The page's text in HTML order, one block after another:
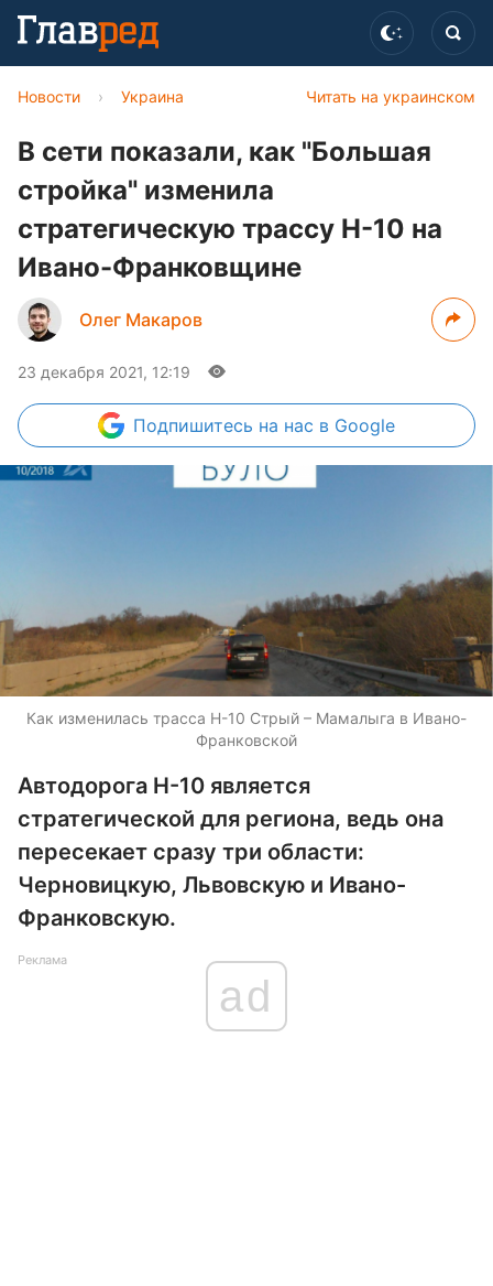
Читать на украинском
Новости › Украина
В сети показали, как "Большая
стройка" изменила
стратегическую трассу Н-10 на
Ивано-Франковщине
Олег Макаров
23 декабря 2021, 12:19
Подпишитесь на нас в Google
Как изменилась трасса Н-10 Стрый – Мамалыга в Ивано-
Франковской
Автодорога Н-10 является
стратегической для региона, ведь она
пересекает сразу три области:
Черновицкую, Львовскую и Ивано-
Франковскую.
Реклама
ad